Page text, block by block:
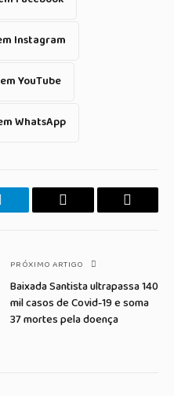
Instagram
YouTube
WhatsApp
Copiar
E-
PRÓXIMO ARTIGO
Baixada Santista ultrapassa 140
mil casos de Covid-19 e soma
37 mortes pela doença